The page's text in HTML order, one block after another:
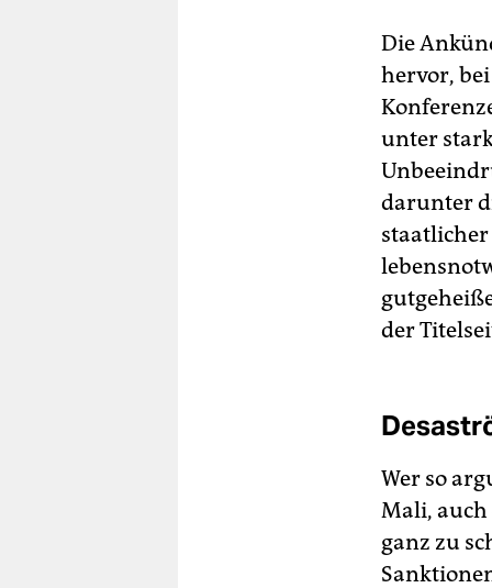
Die
hervor,
unter
darunter
staatlicher
der
Wer so
Mali, auch
ganz zu